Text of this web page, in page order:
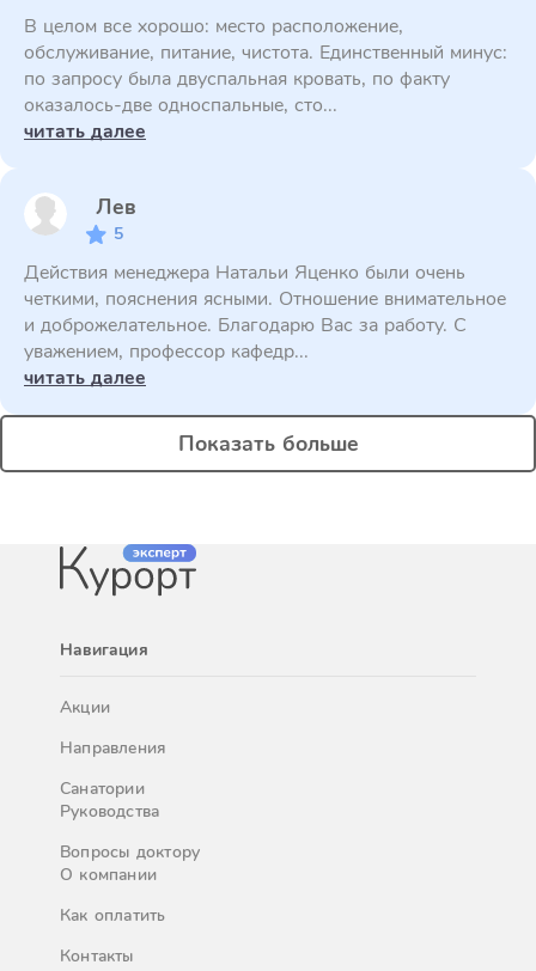
В целом все хорошо: место расположение,
обслуживание, питание, чистота. Единственный минус:
по запросу была двуспальная кровать, по факту
оказалось-две односпальные, сто...
читать далее
Лев
5
Действия менеджера Натальи Яценко были очень
четкими, пояснения ясными. Отношение внимательное
и доброжелательное. Благодарю Вас за работу. С
уважением, профессор кафедр...
читать далее
Показать больше
Навигация
Акции
Направления
Санатории
Руководства
Вопросы доктору
О компании
Как оплатить
Контакты